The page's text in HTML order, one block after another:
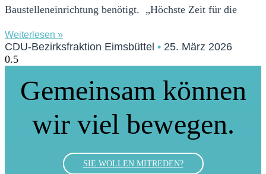
Baustelleneinrichtung benötigt. „Höchste Zeit für die
Weiterlesen »
CDU-Bezirksfraktion Eimsbüttel 25. März 2026
Gemeinsam können
wir viel bewegen.
SIE WOLLEN MITREDEN?